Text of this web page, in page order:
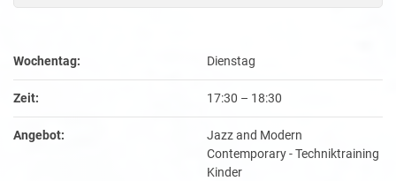
Wochentag: Dienstag
Zeit: 17:30 – 18:30
Angebot:
Jazz and Modern
Contemporary - Techniktraining
Kinder